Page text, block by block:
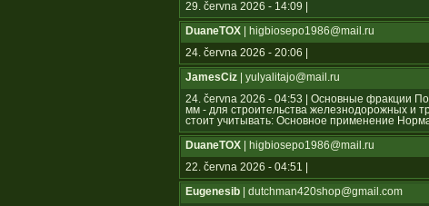
29. června 2026 - 14:09 |
DuaneTOX | higbiosepo1986@mail.ru
24. června 2026 - 20:06 |
JamesCiz | yulyalitajo@mail.ru
24. června 2026 - 04:53 | Основные фракции
мм - для строительства железнодорожных и
стоит учитывать: Основное применение
DuaneTOX | higbiosepo1986@mail.ru
22. června 2026 - 04:51 |
Eugenesib | dutchman420shop@gmail.com